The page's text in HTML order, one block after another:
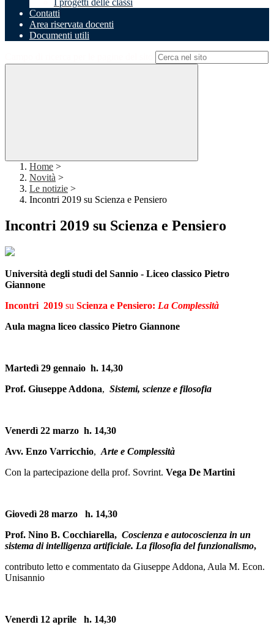
I progetti delle classi
Contatti
Area riservata docenti
Documenti utili
Home >
Novità >
Le notizie >
Incontri 2019 su Scienza e Pensiero
Incontri 2019 su Scienza e Pensiero
Università degli studi del Sannio - Liceo classico Pietro
Giannone
Incontri 2019 su Scienza e Pensiero: La Complessità
Aula magna liceo classico Pietro Giannone
Martedì 29 gennaio h. 14,30
Prof. Giuseppe Addona, Sistemi, scienze e filosofia
Venerdì 22 marzo h. 14,30
Avv. Enzo Varricchio, Arte e Complessità
Con la partecipazione della prof. Sovrint. Vega De Martini
Giovedì 28 marzo h. 14,30
Prof. Nino B. Cocchiarella, Coscienza e autocoscienza in un
sistema di intelligenza artificiale. La filosofia del funzionalismo,
contributo letto e commentato da Giuseppe Addona, Aula M. Econ.
Unisannio
Venerdì 12 aprile h. 14,30